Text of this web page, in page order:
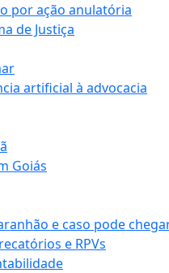
por ação anulatória
de Justiça
artificial à advocacia
Goiás
e caso pode chegar
e RPVs